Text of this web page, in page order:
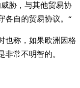
胁，与其他贸易协
各自的贸易协议。“
也称，如果欧洲因格
非常不明智的。